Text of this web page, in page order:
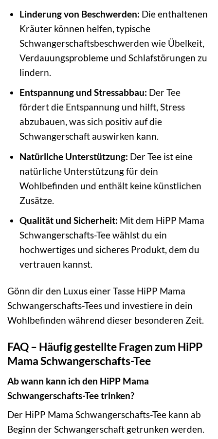
Linderung von Beschwerden: Die enthaltenen
Kräuter können helfen, typische
Schwangerschaftsbeschwerden wie Übelkeit,
Verdauungsprobleme und Schlafstörungen zu
lindern.
Entspannung und Stressabbau: Der Tee
fördert die Entspannung und hilft, Stress
abzubauen, was sich positiv auf die
Schwangerschaft auswirken kann.
Natürliche Unterstützung: Der Tee ist eine
natürliche Unterstützung für dein
Wohlbefinden und enthält keine künstlichen
Zusätze.
Qualität und Sicherheit: Mit dem HiPP Mama
Schwangerschafts-Tee wählst du ein
hochwertiges und sicheres Produkt, dem du
vertrauen kannst.
Gönn dir den Luxus einer Tasse HiPP Mama
Schwangerschafts-Tees und investiere in dein
Wohlbefinden während dieser besonderen Zeit.
FAQ – Häufig gestellte Fragen zum HiPP
Mama Schwangerschafts-Tee
Ab wann kann ich den HiPP Mama
Schwangerschafts-Tee trinken?
Der HiPP Mama Schwangerschafts-Tee kann ab
Beginn der Schwangerschaft getrunken werden.